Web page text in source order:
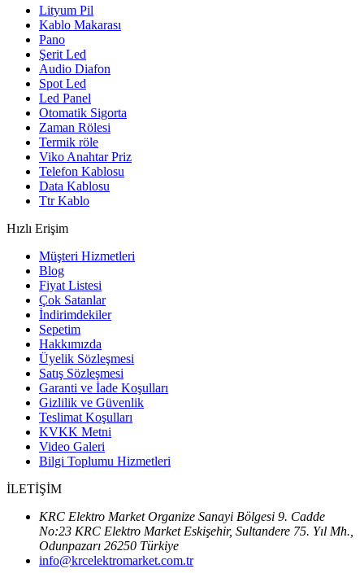
Lityum Pil
Kablo Makarası
Pano
Şerit Led
Audio Diafon
Spot Led
Led Panel
Otomatik Sigorta
Zaman Rölesi
Termik röle
Viko Anahtar Priz
Telefon Kablosu
Data Kablosu
Ttr Kablo
Hızlı Erişim
Müşteri Hizmetleri
Blog
Fiyat Listesi
Çok Satanlar
İndirimdekiler
Sepetim
Hakkımızda
Üyelik Sözleşmesi
Satış Sözleşmesi
Garanti ve İade Koşulları
Gizlilik ve Güvenlik
Teslimat Koşulları
KVKK Metni
Video Galeri
Bilgi Toplumu Hizmetleri
İLETİŞİM
KRC Elektro Market Organize Sanayi Bölgesi 9. Cadde
No:23 KRC Elektro Market Eskişehir, Sultandere 75. Yıl Mh.,
Odunpazarı 26250 Türkiye
info@krcelektromarket.com.tr